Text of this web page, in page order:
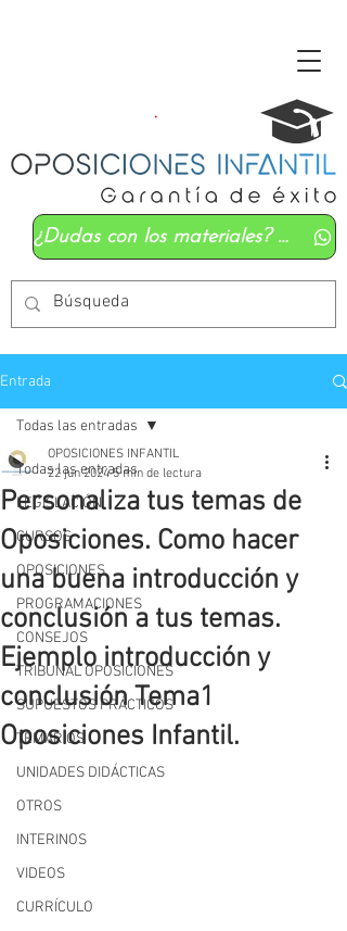
¿Dudas con los materiales? Mándanos un whatsapp
Entrada
Todas las entradas
LEGISLACIÓN
CURSOS
OPOSICIONES
PROGRAMACIONES
CONSEJOS
TRIBUNAL OPOSICIONES
SUPUESTOS PRÁCTICOS
TEMARIOS
UNIDADES DIDÁCTICAS
OTROS
INTERINOS
VIDEOS
CURRÍCULO
Todas las entradas
Personaliza tus temas de
Oposiciones. Como hacer
una buena introducción y
conclusión a tus temas.
Ejemplo introducción y
conclusión Tema1
Oposiciones Infantil.
OPOSICIONES INFANTIL
22 jun 2024 5 min de lectura